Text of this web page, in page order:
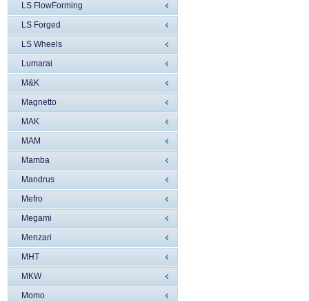
LS FlowForming
LS Forged
LS Wheels
Lumarai
M&K
Magnetto
MAK
MAM
Mamba
Mandrus
Mefro
Megami
Menzari
MHT
MKW
Momo